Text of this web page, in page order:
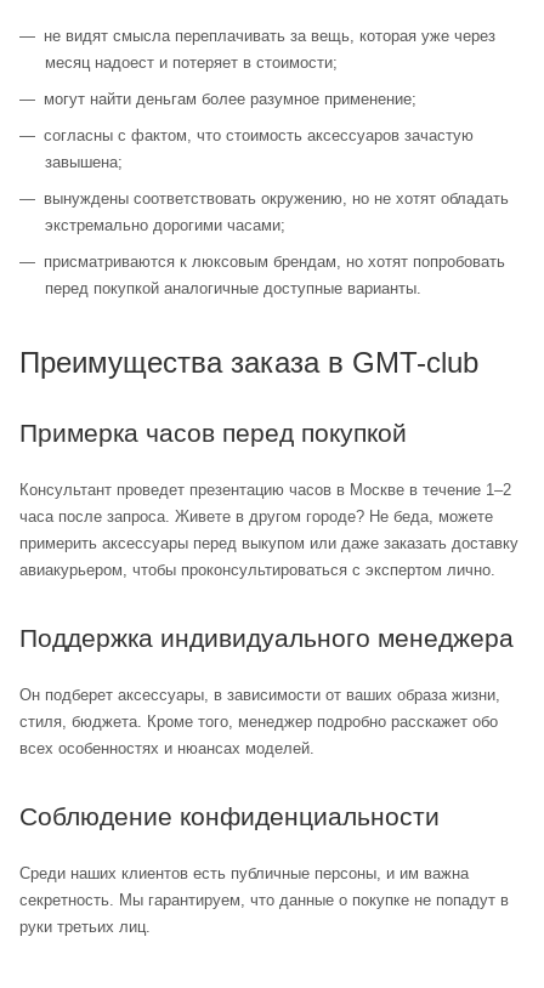
не видят смысла переплачивать за вещь, которая уже через
месяц надоест и потеряет в стоимости;
могут найти деньгам более разумное применение;
согласны с фактом, что стоимость аксессуаров зачастую
завышена;
вынуждены соответствовать окружению, но не хотят обладать
экстремально дорогими часами;
присматриваются к люксовым брендам, но хотят попробовать
перед покупкой аналогичные доступные варианты.
Преимущества заказа в GMT-club
Примерка часов перед покупкой
Консультант проведет презентацию часов в Москве в течение 1–2
часа после запроса. Живете в другом городе? Не беда, можете
примерить аксессуары перед выкупом или даже заказать доставку
авиакурьером, чтобы проконсультироваться с экспертом лично.
Поддержка индивидуального менеджера
Он подберет аксессуары, в зависимости от ваших образа жизни,
стиля, бюджета. Кроме того, менеджер подробно расскажет обо
всех особенностях и нюансах моделей.
Соблюдение конфиденциальности
Среди наших клиентов есть публичные персоны, и им важна
секретность. Мы гарантируем, что данные о покупке не попадут в
руки третьих лиц.